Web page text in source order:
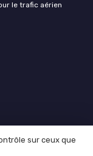
le trafic aérien
sur ceux que